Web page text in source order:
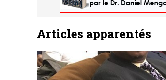
Articles apparentés